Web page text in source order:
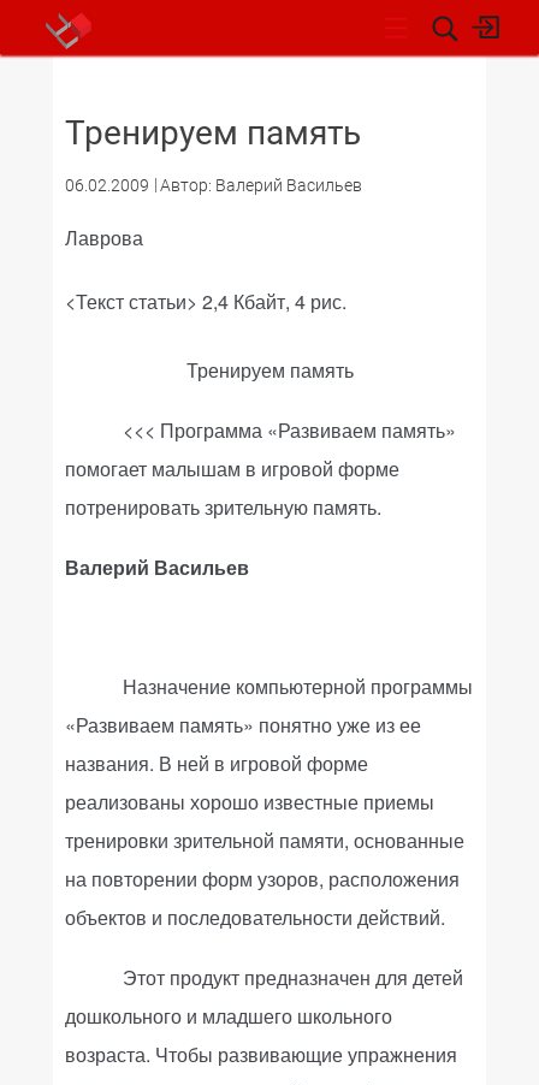
Тренируем память
06.02.2009 Автор: Валерий Васильев
Лаврова
<Текст статьи> 2,4 Кбайт, 4 рис.
Тренируем память
<<< Программа «Развиваем память»
помогает малышам в игровой форме
потренировать зрительную память.
Валерий Васильев
Назначение компьютерной программы
«Развиваем память» понятно уже из ее
названия. В ней в игровой форме
реализованы хорошо известные приемы
тренировки зрительной памяти, основанные
на повторении форм узоров, расположения
объектов и последовательности действий.
Этот продукт предназначен для детей
дошкольного и младшего школьного
возраста. Чтобы развивающие упражнения